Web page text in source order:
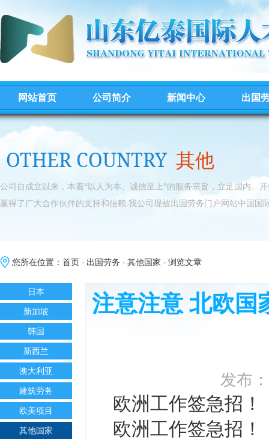
网站首页 公司简介 新闻中心 出国
OTHER COUNTRY 其他
公司自成立以来，本着“以人为本、诚信至上”的服务宗旨，立足国内、
赢得了广大合作伙伴的支持和信赖.我公司现被出国劳务门户网站中国国
您所在位置： 首页 - 出国劳务 - 其他国家 - 浏览文章
日本
新加坡
韩国
新西兰
澳大利亚
建筑劳务
欧美项目
其他国家
注意注意 北欧国
发布
欧洲工‮签作‬急
欧洲‮作工‬签急